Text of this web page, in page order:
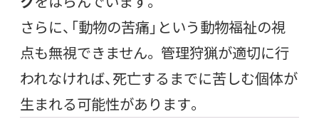
さらに、「動物の苦痛」という動物福祉の視
点も無視できません。 管理狩猟が適切に行
われなければ、死亡するまでに苦しむ個体が
生まれる可能性があります。